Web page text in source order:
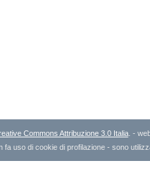
Commons Attribuzione 3.0 Italia. -
fa uso di cookie di profilazione - sono